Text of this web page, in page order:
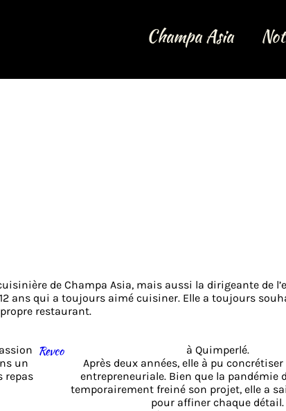
Champa Asia
de Champa Asia, mais aussi la dirigeante de
12 ans qui a toujours aimé cuisiner. Elle a toujours
propre restaurant.
un
repas
Revco
à Quimperlé.
Après deux années, elle à pu
entrepreneuriale. Bien que la pandémie
temporairement freiné son projet, elle a
pour affiner chaque détail.